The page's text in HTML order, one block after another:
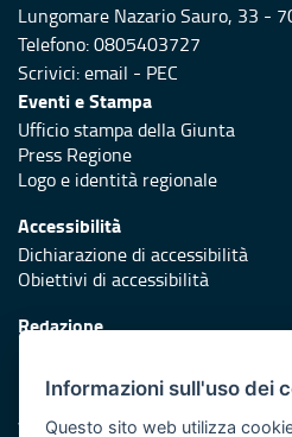
Lungomare Nazario Sauro, 33 -
Telefono: 0805403727
Scrivici:email - PEC
Eventi e Stampa
Ufficio stampa della Giunta
Press Regione
Logo e identità regionale
Accessibilità
Dichiarazione di accessibilità
Obiettivi di accessibilità
Redazione
Protezione civile
Vai al sito di Protezione Civile
Informazioni sull'uso dei
Questo sito web utilizza